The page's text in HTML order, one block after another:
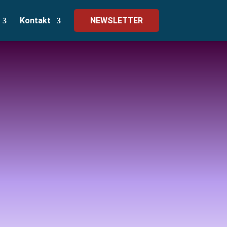
Kontakt NEWSLETTER